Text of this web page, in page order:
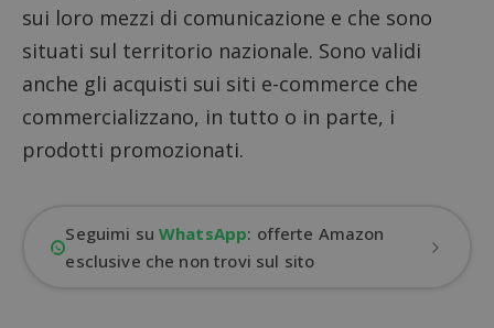
sui loro mezzi di comunicazione e che sono
situati sul territorio nazionale. Sono validi
anche gli acquisti sui siti e-commerce che
commercializzano, in tutto o in parte, i
prodotti promozionati.
Seguimi suWhatsApp: offerte Amazon
esclusive che non trovi sul sito